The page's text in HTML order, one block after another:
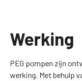
Werking
PEG pompen zijn
werking. Met behulp